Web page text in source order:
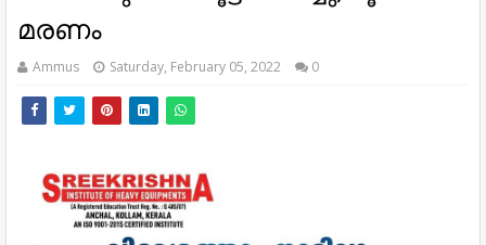
മരണം
Ammus Saturday, February 05, 2022 0